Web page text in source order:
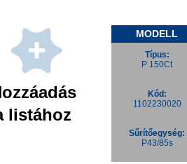
listához
MODELL
Típus:
P 150Ct
Kód:
1102230020
Sűrítőegység:
P43/85s